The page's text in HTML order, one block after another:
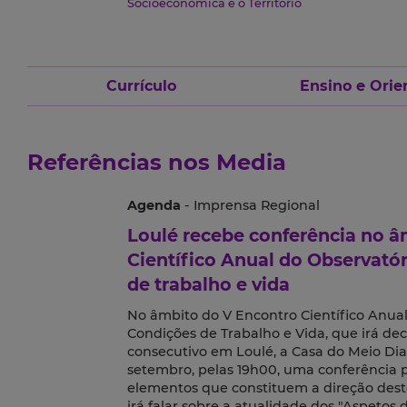
Socioeconómica e o Território
Currículo Ensino e
Referências nos Media
Agenda - Imprensa Regional
Loulé recebe conferência no
Científico Anual do
de trabalho e vida
No âmbito do V Encontro Científico
Condições de Trabalho e Vida, que irá
consecutivo em Loulé, a Casa do Meio
setembro, pelas 19h00, uma conferência
elementos que constituem a direção